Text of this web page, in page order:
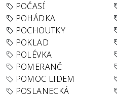
POČASÍ
POHÁDKA
POCHOUTKY
POKLAD
POLÉVKA
POMERANČ
POMOC LIDEM
POSLANECKÁ